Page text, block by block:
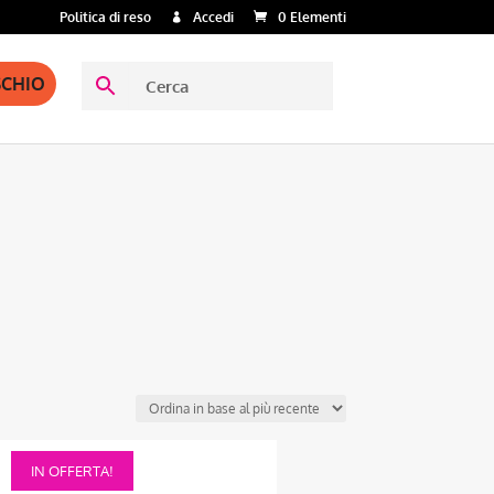
Politica di reso Accedi 0 Elementi
IN OFFERTA!
Questo
prodotto